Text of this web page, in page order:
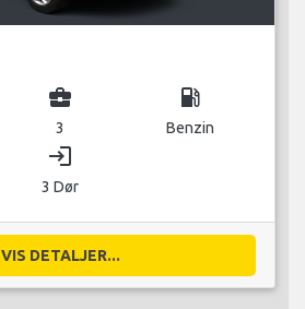
business_center
3
local_gas_station
Benzin
login
3 Dør
VIS DETALJER...